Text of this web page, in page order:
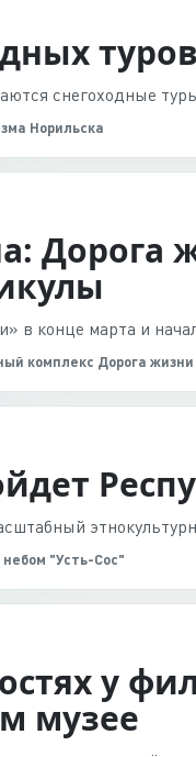
снегоходные
Норильска
Дорога
в конце марта и
комплекс Дорога жизни
"Усть-Сос"
у
музее